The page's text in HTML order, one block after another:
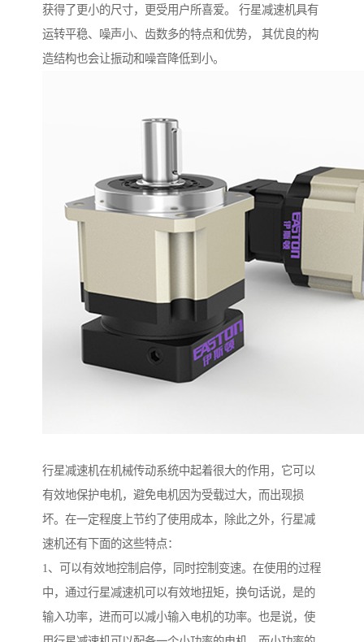
获得了更小的尺寸，更受用户所喜爱。 行星减速机具有
运转平稳、噪声小、齿数多的特点和优势， 其优良的构
造结构也会让振动和噪音降低到小。
行星减速机在机械传动系统中起着很大的作用，它可以
有效地保护电机，避免电机因为受载过大，而出现损
坏。在一定程度上节约了使用成本，除此之外，行星减
速机还有下面的这些特点：
1、可以有效地控制启停，同时控制变速。在使用的过程
中，通过行星减速机可以有效地扭矩，换句话说，是的
输入功率，进而可以减小输入电机的功率。也是说，使